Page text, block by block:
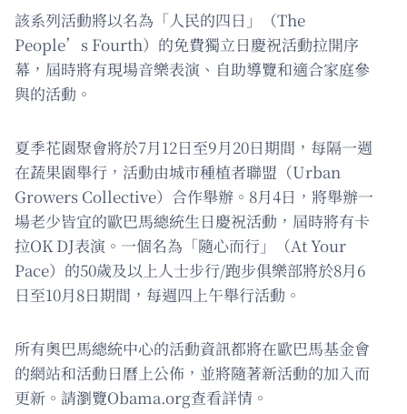
該系列活動將以名為「人民的四日」（The
People’s Fourth）的免費獨立日慶祝活動拉開序
幕，屆時將有現場音樂表演、自助導覽和適合家庭參
與的活動。
夏季花園聚會將於7月12日至9月20日期間，每隔一週
在蔬果園舉行，活動由城市種植者聯盟（Urban
Growers Collective）合作舉辦。8月4日，將舉辦一
場老少皆宜的歐巴馬總統生日慶祝活動，屆時將有卡
拉OK DJ表演。一個名為「隨心而行」（At Your
Pace）的50歲及以上人士步行/跑步俱樂部將於8月6
日至10月8日期間，每週四上午舉行活動。
所有奧巴馬總統中心的活動資訊都將在歐巴馬基金會
的網站和活動日曆上公佈，並將隨著新活動的加入而
更新。請瀏覽Obama.org查看詳情。